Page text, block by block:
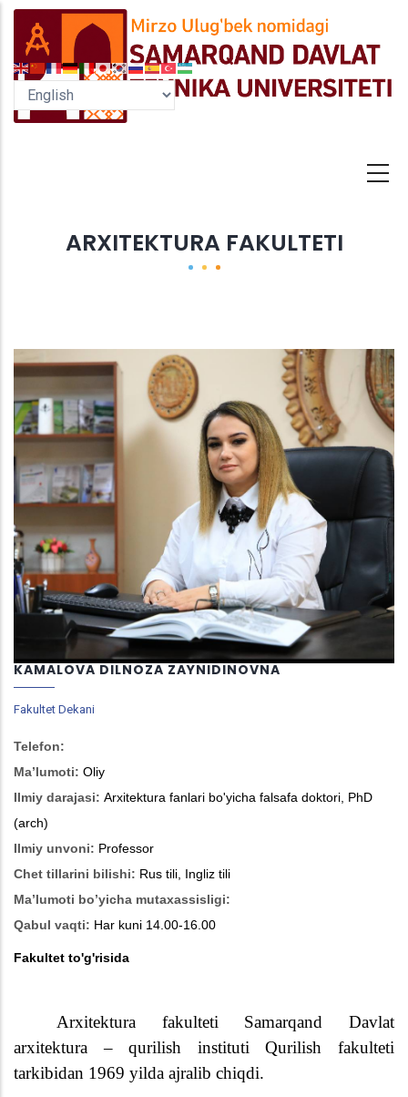
Skip
main
content
ARXITEKTURA FAKULTETI
KAMALOVA DILNOZA ZAYNIDINOVNA
Fakultet Dekani
Telefon:
Ma’lumoti: Oliy
Ilmiy darajasi: Arxitektura fanlari bo'yicha falsafa doktori, PhD
(arch)
Ilmiy unvoni: Professor
Chet tillarini bilishi: Rus tili, Ingliz tili
Ma’lumoti bo’yicha mutaxassisligi:
Qabul vaqti: Har kuni 14.00-16.00
Fakultet to'g'risida
Arxitektura fakulteti Samarqand Davlat
arxitektura – qurilish instituti Qurilish fakulteti
tarkibidan 1969 yilda ajralib chiqdi.